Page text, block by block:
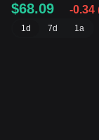
$68.09 -0.34
1d 7d 1a